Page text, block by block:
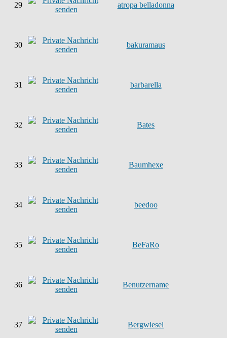
29 atropa belladonna
30 bakuramaus
31 barbarella
32 Bates
33 Baumhexe
34 beedoo
35 BeFaRo
36 Benutzername
37 Bergwiesel